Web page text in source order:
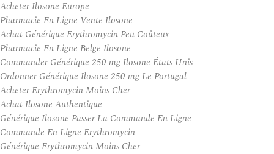
Acheter Ilosone Europe
Pharmacie En Ligne Vente Ilosone
Achat Générique Erythromycin Peu Coûteux
Pharmacie En Ligne Belge Ilosone
Commander Générique 250 mg Ilosone États Unis
Ordonner Générique Ilosone 250 mg Le Portugal
Acheter Erythromycin Moins Cher
Achat Ilosone Authentique
Générique Ilosone Passer La Commande En Ligne
Commande En Ligne Erythromycin
Générique Erythromycin Moins Cher